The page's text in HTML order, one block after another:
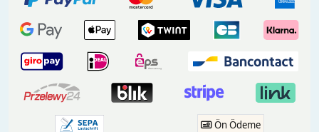
Ön Ödeme